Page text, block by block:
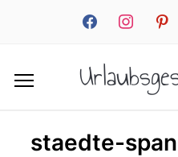
facebookinstagram
staedte-